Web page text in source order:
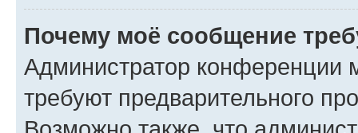
Почему моё сообщение
Администратор конференции
требуют предварительного